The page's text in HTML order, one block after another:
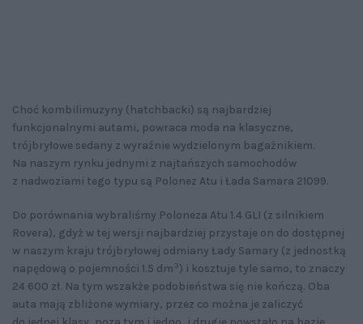
Choć kombilimuzyny (hatchbacki) są najbardziej
funkcjonalnymi autami, powraca moda na klasyczne,
trójbryłowe sedany z wyraźnie wydzielonym bagażnikiem.
Na naszym rynku jednymi z najtańszych samochodów
z nadwoziami tego typu są Polonez Atu i Łada Samara 21099.
Do porównania wybraliśmy Poloneza Atu 1.4 GLI (z silnikiem
Rovera), gdyż w tej wersji najbardziej przystaje on do dostępnej
w naszym kraju trójbryłowej odmiany Łady Samary (z jednostką
napędową o pojemności 1.5 dm3) i kosztuje tyle samo, to znaczy
24 600 zł. Na tym wszakże podobieństwa się nie kończą. Oba
auta mają zbliżone wymiary, przez co można je zaliczyć